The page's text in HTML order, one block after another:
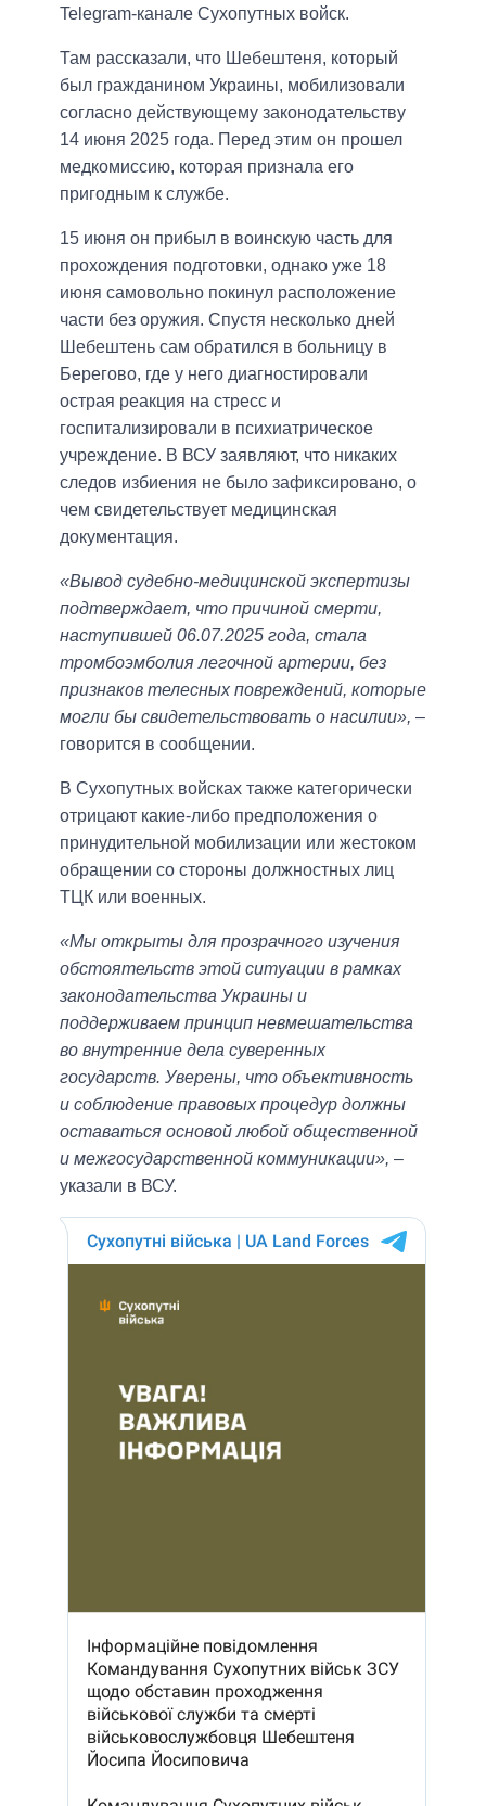
Telegram-канале Сухопутных войск.
Там рассказали, что Шебештеня, который
был гражданином Украины, мобилизовали
согласно действующему законодательству
14 июня 2025 года. Перед этим он прошел
медкомиссию, которая признала его
пригодным к службе.
15 июня он прибыл в воинскую часть для
прохождения подготовки, однако уже 18
июня самовольно покинул расположение
части без оружия. Спустя несколько дней
Шебештень сам обратился в больницу в
Берегово, где у него диагностировали
острая реакция на стресс и
госпитализировали в психиатрическое
учреждение. В ВСУ заявляют, что никаких
следов избиения не было зафиксировано, о
чем свидетельствует медицинская
документация.
«Вывод судебно-медицинской экспертизы
подтверждает, что причиной смерти,
наступившей 06.07.2025 года, стала
тромбоэмболия легочной артерии, без
признаков телесных повреждений, которые
могли бы свидетельствовать о насилии», –
говорится в сообщении.
В Сухопутных войсках также категорически
отрицают какие-либо предположения о
принудительной мобилизации или жестоком
обращении со стороны должностных лиц
ТЦК или военных.
«Мы открыты для прозрачного изучения
обстоятельств этой ситуации в рамках
законодательства Украины и
поддерживаем принцип невмешательства
во внутренние дела суверенных
государств. Уверены, что объективность
и соблюдение правовых процедур должны
оставаться основой любой общественной
и межгосударственной коммуникации», –
указали в ВСУ.